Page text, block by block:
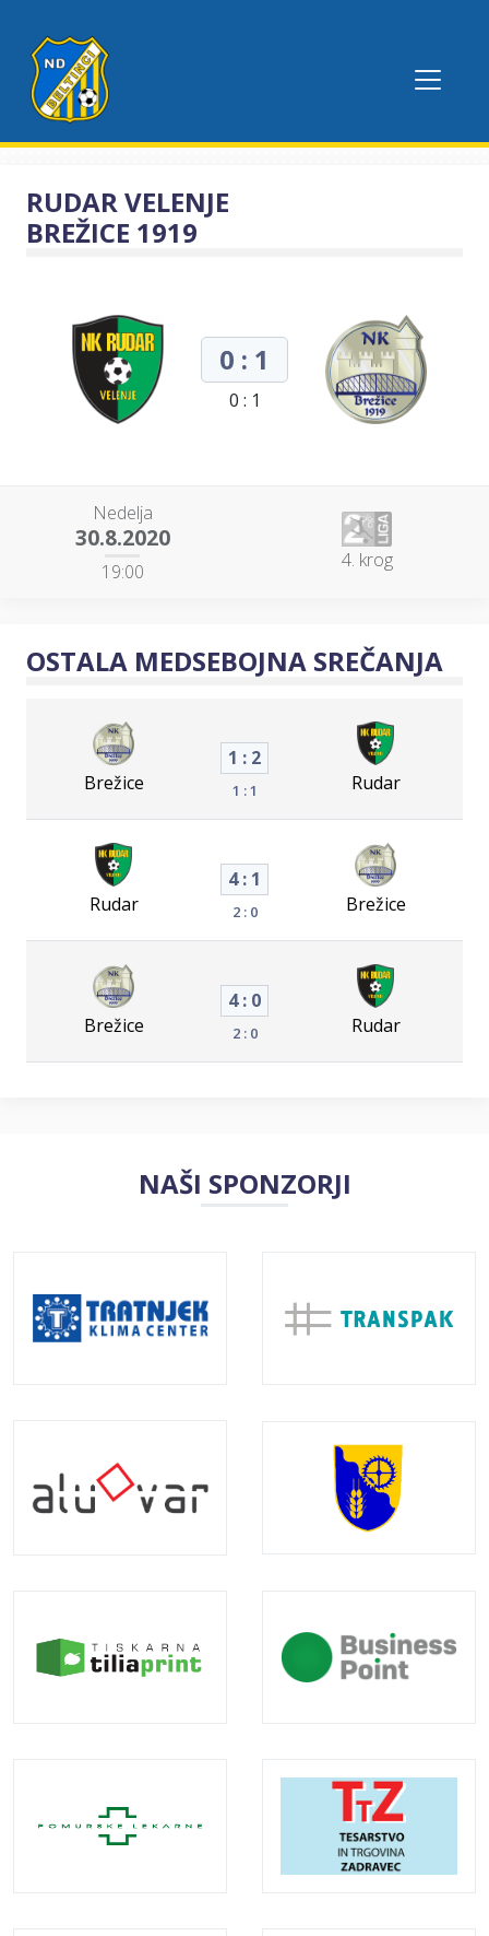
RUDAR VELENJE
BREŽICE 1919
0 : 1
0 : 1
Nedelja
30.8.2020
19:00 4. krog
OSTALA MEDSEBOJNA SREČANJA
Brežice
1 : 2
1 : 1 Rudar
Rudar
4 : 1
2 : 0 Brežice
Brežice
4 : 0
2 : 0 Rudar
NAŠI SPONZORJI